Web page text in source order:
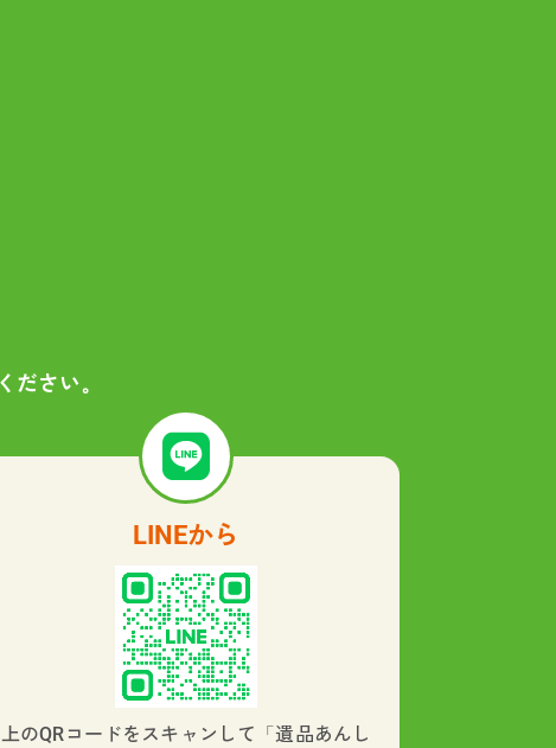
ださい。
LINEから
上のQRコードをスキャンして「遺品あんし